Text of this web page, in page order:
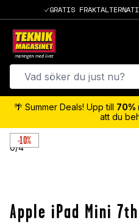
GRATIS
🌴 Summer Deals! Upp till 70%
att du
-10%
0/4
Apple iPad Mini